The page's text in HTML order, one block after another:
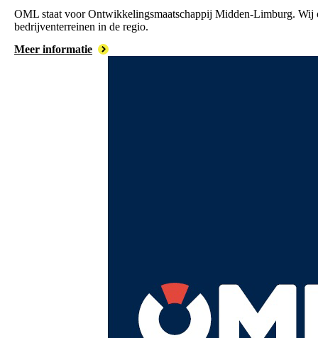
OML staat voor Ontwikkelingsmaatschappij Midden-Limburg. Wij
bedrijventerreinen in de regio.
Meer informatie